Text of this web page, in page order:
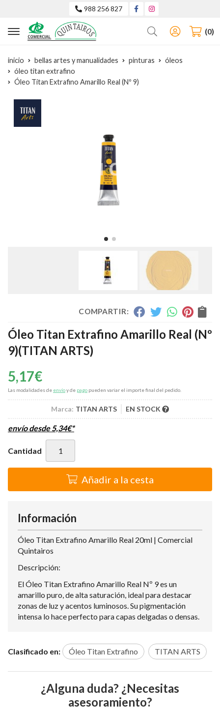
988 256 827
Buscar 0
inicio bellas artes y manualidades pinturas
óleos
óleo titan extrafino
Óleo Titan Extrafino Amarillo Real (Nº 9)
COMPARTIR:
Óleo Titan Extrafino Amarillo Real (Nº
9)(TITAN ARTS)
5,17€
Las modalidades de envíoy de pago pueden variar el importe final del pedido.
Marca: TITAN ARTS EN STOCK
envío desde5,34€*
Cantidad
Añadir a la cesta
Información
Óleo Titan Extrafino Amarillo Real 20ml | Comercial
Quintairos
Descripción:
El Óleo Titan Extrafino Amarillo Real Nº 9 es un
amarillo puro, de alta saturación, ideal para destacar
zonas de luz y acentos luminosos. Su pigmentación
intensa lo hace perfecto para capas delgadas o densas.
Clasificado en: Óleo Titan Extrafino TITAN ARTS
¿Alguna duda? ¿Necesitas
asesoramiento?